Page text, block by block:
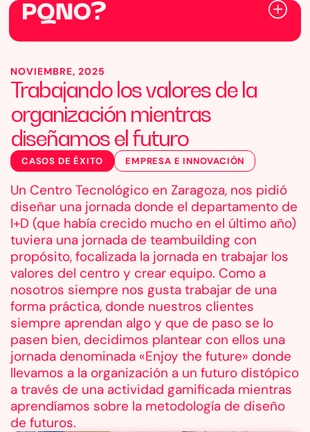
NOVIEMBRE, 2025
Trabajando los valores de la
organización mientras
diseñamos el futuro
CASOS DE ÉXITO EMPRESA E INNOVACIÓN
Un Centro Tecnológico en Zaragoza, nos pidió
diseñar una jornada donde el departamento de
I+D (que había crecido mucho en el último año)
tuviera una jornada de teambuilding con
propósito, focalizada la jornada en trabajar los
valores del centro y crear equipo. Como a
nosotros siempre nos gusta trabajar de una
forma práctica, donde nuestros clientes
siempre aprendan algo y que de paso se lo
pasen bien, decidimos plantear con ellos una
jornada denominada «Enjoy the future» donde
llevamos a la organización a un futuro distópico
a través de una actividad gamificada mientras
aprendíamos sobre la metodología de diseño
de futuros.